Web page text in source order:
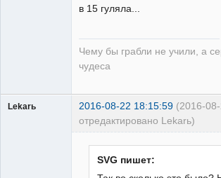
в 15 гуляла...
Чему бы грабли не учили, а
чудеса
Lekarь 2016-08-22 18:15:59 (2016-
отредактировано Lekarь)
SVG пишет: